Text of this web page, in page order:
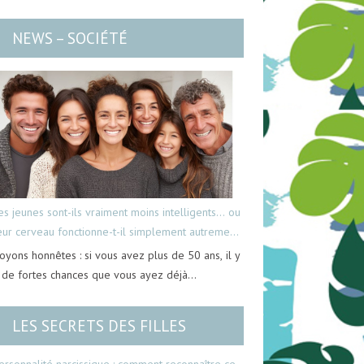
NEWS – SOCIÉTÉ
jeunes sont-ils vraiment moins intelligents… ou
cerveau fonctionne-t-il simplement autrement
honnêtes : si vous avez plus de 50 ans, il y
de fortes chances que vous ayez déjà…
LES SECRETS DES FILLES